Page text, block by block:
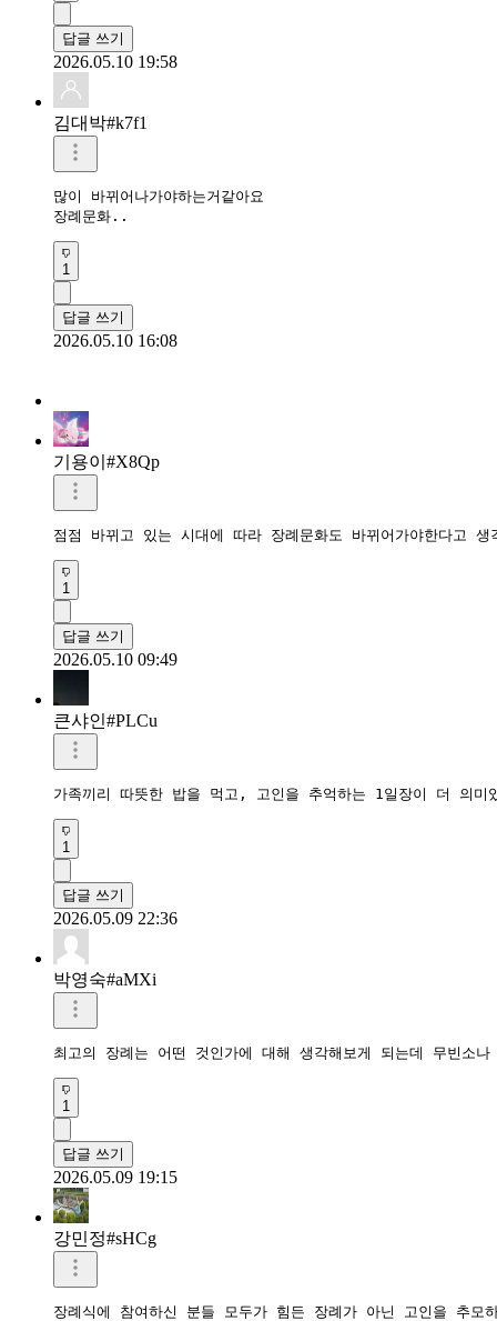
답글 쓰기
2026.05.10 19:58
김대박#k7f1
많이 바뀌어나가야하는거같아요
장례문화..
1
답글 쓰기
2026.05.10 16:08
기용이#X8Qp
점점 바뀌고 있는 시대에 따라 장례문화도 바뀌어가야한다고 생
1
답글 쓰기
2026.05.10 09:49
큰샤인#PLCu
가족끼리 따뜻한 밥을 먹고, 고인을 추억하는 1일장이 더 의미
1
답글 쓰기
2026.05.09 22:36
박영숙#aMXi
최고의 장례는 어떤 것인가에 대해 생각해보게 되는데 무빈소
1
답글 쓰기
2026.05.09 19:15
강민정#sHCg
장례식에 참여하신 분들 모두가 힘든 장례가 아닌 고인을 추